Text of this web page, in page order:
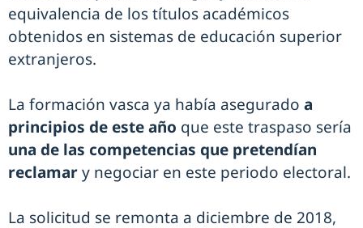
equivalencia de los títulos académicos
obtenidos en sistemas de educación superior
extranjeros.
La formación vasca ya había asegurado a
principios de este año que este traspaso sería
una de las competencias que pretendían
reclamary negociar en este periodo electoral.
La solicitud se remonta a diciembre de 2018,